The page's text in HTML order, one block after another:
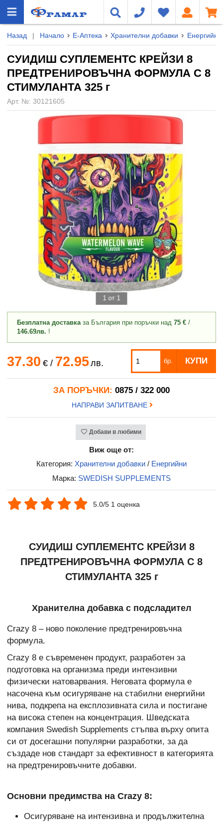
Назад | Начало Е-Аптека Хранителни добавки Енергийни
СУИДИШ СУПЛЕМЕНТС КРЕЙЗИ 8
ПРЕДТРЕНИРОВЪЧНА ФОРМУЛА С 8
СТИМУЛАНТА 325 г
Арт. №: 30121605
1 от 1
Безплатна доставказа България при поръчки над 75 € /
146.69лв. !
37.30 €/ 72.95лв. бр. КУПИ
ЗА ПОРЪЧКИ: 0875 / 322 000
НАПРАВИ ЗАПИТВАНЕ
Добави в любими
Виж още от:
Категория: Хранителни добавки / Енергийни
Марка: SWEDISH SUPPLEMENTS
5.0/5 1 оценка
СУИДИШ СУПЛЕМЕНТС КРЕЙЗИ 8
ПРЕДТРЕНИРОВЪЧНА ФОРМУЛА С 8
СТИМУЛАНТА 325 г
Хранителна добавка с подсладител
Crazy 8 – ново поколение предтренировъчна
формула.
Crazy 8 е съвременен продукт, разработен за
подготовка на организма преди интензивни
физически натоварвания. Неговата формула е
насочена към осигуряване на стабилни енергийни
нива, подкрепа на експлозивната сила и постигане
на висока степен на концентрация. Шведската
компания Swedish Supplements стъпва върху опита
си от досегашни популярни разработки, за да
създаде нов стандарт за ефективност в категорията
на предтренировъчните добавки.
Основни предимства на Crazy 8:
Осигуряване на интензивна и продължителна